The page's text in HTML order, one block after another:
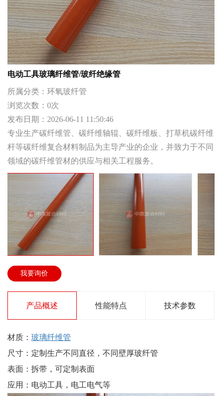
电动工具玻璃纤维管/玻纤绝缘管
所属分类： 环氧玻纤管
浏览次数： 0次
发布日期： 2026-06-11 11:50:46
专业生产碳纤维管、碳纤维轴辊、碳纤维板、打草机碳纤维
杆等碳纤维复合材料制品为主导产业的企业，并致力于不同
领域的碳纤维管材的供应与相关工程服务。
我要询价
产品概述 性能特点 技术参数
材质： 玻璃纤维管
尺寸：定制生产不同直径，不同壁厚玻纤管
表面：拆带，可定制表面
应用：电动工具，电工电气等